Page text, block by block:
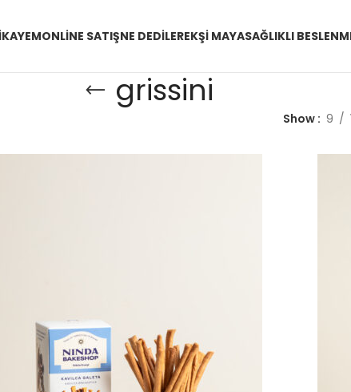
ONLINE SATIŞNE DEDILEREKŞI MAYASAĞLIKLI
grissini
Show 9